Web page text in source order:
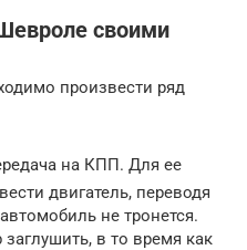
своими
произвести ряд
на КПП. Для ее
двигатель, переводя
не тронется.
в то время как